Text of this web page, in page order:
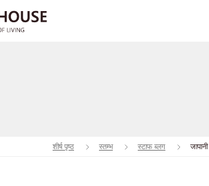
शीर्ष पृष्ठ स्तम्भ स्टाफ ब्लग